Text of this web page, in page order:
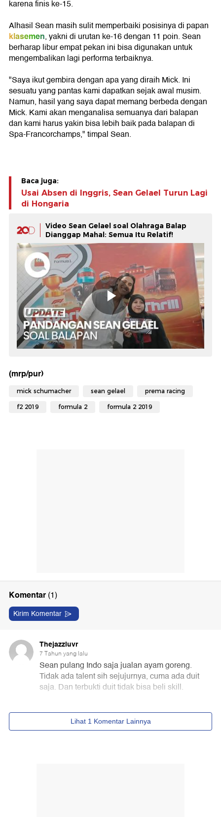
karena finis ke-15.
Alhasil Sean masih sulit memperbaiki posisinya di papan
klasemen, yakni di urutan ke-16 dengan 11 poin. Sean
berharap libur empat pekan ini bisa digunakan untuk
mengembalikan lagi performa terbaiknya.
"Saya ikut gembira dengan apa yang diraih Mick. Ini
sesuatu yang pantas kami dapatkan sejak awal musim.
Namun, hasil yang saya dapat memang berbeda dengan
Mick. Kami akan menganalisa semuanya dari balapan
dan kami harus yakin bisa lebih baik pada balapan di
Spa-Francorchamps," timpal Sean.
Baca juga:
Usai Absen di Inggris, Sean Gelael Turun Lagi
di Hongaria
Video Sean Gelael soal Olahraga Balap
Dianggap Mahal: Semua Itu Relatif!
(mrp/pur)
mick schumacher sean gelael prema racing
f2 2019 formula 2 formula 2 2019